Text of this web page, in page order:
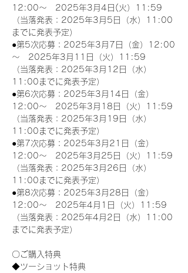
12:00～　2025年3月4日(火）11:59
（当落発表：2025年3月5日（水）11:00
までに発表予定）
●第5次応募：2025年3月7日（金）12:00
～　2025年3月11日（火）11:59
（当落発表：2025年3月12日（水）
11:00までに発表予定）
●第6次応募：2025年3月14日（金）
12:00～　2025年3月18日（火）11:59
（当落発表：2025年3月19日（水）
11:00までに発表予定）
●第7次応募：2025年3月21日（金）
12:00～　2025年3月25日（火）11:59
（当落発表：2025年3月26日（水）
11:00までに発表予定）
●第8次応募：2025年3月28日（金）
12:00～　2025年4月1日（火）11:59
（当落発表：2025年4月2日（水）11:00
までに発表予定）
〇ご購入特典
◆ツーショット特典